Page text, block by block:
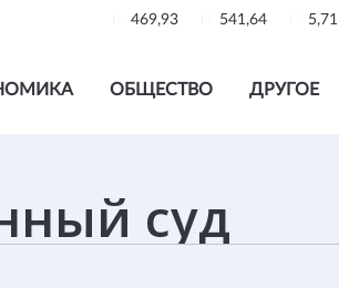
469,93 541,64 5,71
ОБЩЕСТВО ДРУГОЕ